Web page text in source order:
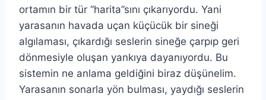
ortamın bir tür “harita”sını çıkarıyordu. Yani
yarasanın havada uçan küçücük bir sineği
algılaması, çıkardığı seslerin sineğe çarpıp geri
dönmesiyle oluşan yankıya dayanıyordu. Bu
sistemin ne anlama geldiğini biraz düşünelim.
Yarasanın sonarla yön bulması, yaydığı seslerin